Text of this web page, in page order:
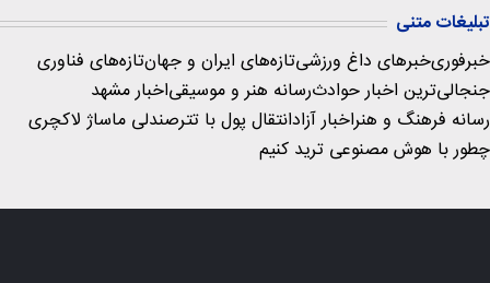
تبلیغات متنی
خبرفوریخبرهای داغ ورزشیتازه‌های ایران و جهانتازه‌های فناوری
جنجالی‌ترین اخبار حوادثرسانه هنر و موسیقیاخبار مشهد
رسانه فرهنگ و هنراخبار آزادانتقال پول با تترصندلی ماساژ لاکچری
چطور با هوش مصنوعی ترید کنیم